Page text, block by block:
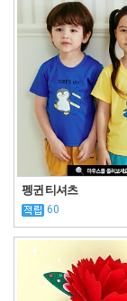
펭귄 티셔츠
60